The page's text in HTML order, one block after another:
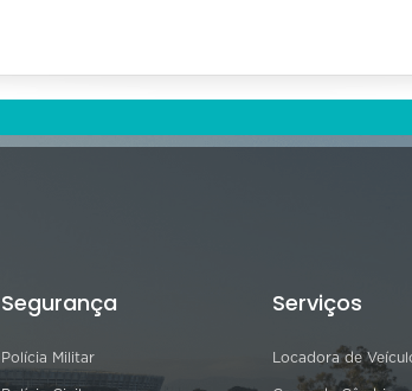
Segurança
Polícia Militar
Serviços
Locadora de